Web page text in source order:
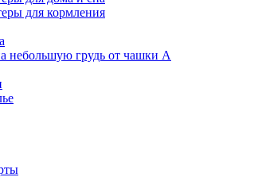
для кормления
небольшую грудь от чашки А